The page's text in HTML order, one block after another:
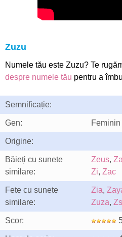
Zuzu
Numele tău este Zuzu? Te
despre numele tău pentru a
Semnificație:
Gen: Feminin
Origine:
Băieți cu sunete
similare:
Zeus,
Zi, Zac
Fete cu sunete
similare:
Zia,
Zuza,
Scor: